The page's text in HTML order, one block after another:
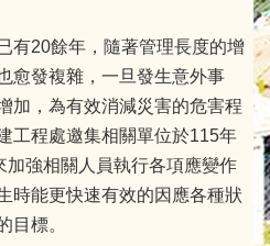
有20餘年，隨著管理長度的增
愈發複雜，一旦發生意外事
加，為有效消減災害的危害程
工程處邀集相關單位於115年
強相關人員執行各項應變作
時能更快速有效的因應各種狀
目標。